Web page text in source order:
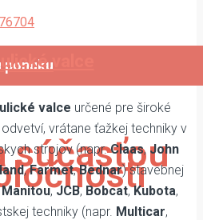
ponuku
súčasťou
valce
valce určené pre široké
vrátane ťažkej techniky v
strojov (napr.Claas, John
,Farmet,Bednar) stavebnej
Manitou,JCB, Bobcat,Kubota,
techniky (napr. Multicar,